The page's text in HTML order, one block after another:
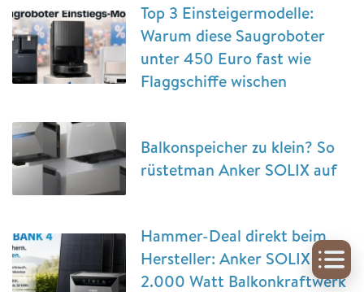
Top 3 Einsteigermodelle:
Warum diese Saugroboter
unter 450 Euro fast wie
Flaggschiffe wischen
Balkonspeicher zu klein? So
rüstetman Anker SOLIX auf
Hammer-Deal direkt beim
Hersteller: Anker SOLIX 4 +
2.000 Watt Balkonkraftwerk